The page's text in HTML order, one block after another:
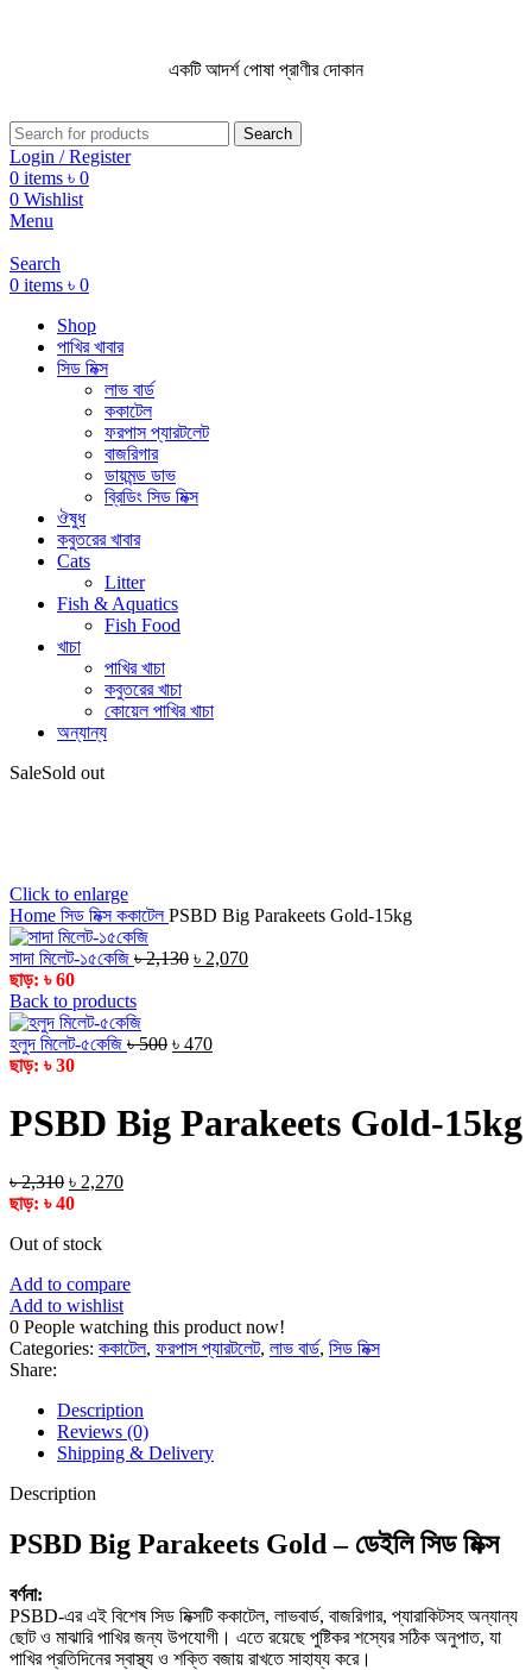
একটি আদর্শ পোষা প্রাণীর দোকান
Search
Login / Register
0 items ৳ 0
0 Wishlist
Menu
Search
0 items ৳ 0
Shop
পাখির খাবার
সিড মিক্স
লাভ বার্ড
ককাটেল
ফরপাস প্যারটলেট
বাজরিগার
ডায়মন্ড ডাভ
ব্রিডিং সিড মিক্স
ঔষুধ
কবুতরের খাবার
Cats
Litter
Fish & Aquatics
Fish Food
খাচা
পাখির খাচা
কবুতরের খাচা
কোয়েল পাখির খাচা
অন্যান্য
SaleSold out
Click to enlarge
Home সিড মিক্সককাটেলPSBD Big Parakeets Gold-15kg
সাদা মিলেট-১৫কেজি ৳2,130 Original
৳ 2,070Current
ছাড়: ৳60
Back to products
হলুদ মিলেট-৫কেজি ৳500 Original
৳ 500.
৳ 470Current
ছাড়: ৳30
PSBD Big Parakeets Gold-15kg
৳2,310 Original
price
৳ 2,310.
৳ 2,270Current
ছাড়: ৳40
Out of stock
Add to compare
Add to wishlist
0 People watching this product now!
Categories: ককাটেল, ফরপাস প্যারটলেট, লাভ বার্ড, সিড মিক্স
Share:
Description
Reviews (0)
Shipping & Delivery
Description
PSBD Big Parakeets Gold – ডেইলি সিড মিক্স
বর্ণনা:
PSBD-এর এই বিশেষ সিড মিক্সটি ককাটেল, লাভবার্ড, বাজরিগার, প্যারাকিটসহ অন্যান্য
ছোট ও মাঝারি পাখির জন্য উপযোগী। এতে রয়েছে পুষ্টিকর শস্যের সঠিক অনুপাত, যা
পাখির প্রতিদিনের স্বাস্থ্য ও শক্তি বজায় রাখতে সাহায্য করে।